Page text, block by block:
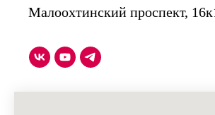
Малоохтинский проспект,